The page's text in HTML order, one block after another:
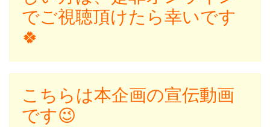
でご視聴頂けたら幸いです
🍀
こちらは本企画の宣伝動画
です😉